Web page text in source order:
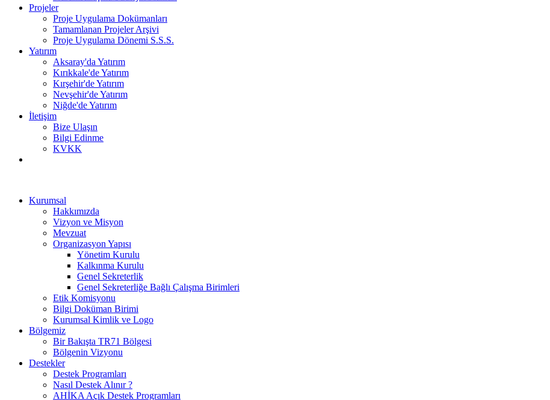
Projeler
Proje Uygulama Dokümanları
Tamamlanan Projeler Arşivi
Proje Uygulama Dönemi S.S.S.
Yatırım
Aksaray'da Yatırım
Kırıkkale'de Yatırım
Kırşehir'de Yatırım
Nevşehir'de Yatırım
Niğde'de Yatırım
İletişim
Bize Ulaşın
Bilgi Edinme
KVKK
Kurumsal
Hakkımızda
Vizyon ve Misyon
Mevzuat
Organizasyon Yapısı
Yönetim Kurulu
Kalkınma Kurulu
Genel Sekreterlik
Genel Sekreterliğe Bağlı Çalışma Birimleri
Etik Komisyonu
Bilgi Doküman Birimi
Kurumsal Kimlik ve Logo
Bölgemiz
Bir Bakışta TR71 Bölgesi
Bölgenin Vizyonu
Destekler
Destek Programları
Nasıl Destek Alınır ?
AHİKA Açık Destek Programları